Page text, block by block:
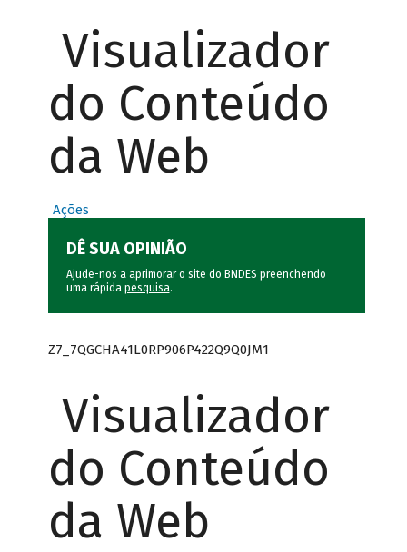
Visualizador
do Conteúdo
da Web
Ações
DÊ SUA OPINIÃO
Ajude-nos a aprimorar o site do BNDES preenchendo
uma rápida pesquisa.
Z7_7QGCHA41L0RP906P422Q9Q0JM1
Visualizador
do Conteúdo
da Web